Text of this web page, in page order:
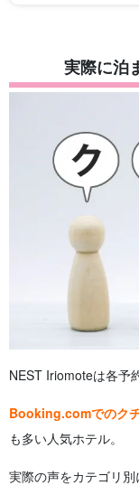
実際に泊
NEST Iriomoteは各予
Booking.comでのク
も多い人気ホテル。
実際の声をカテゴリ別